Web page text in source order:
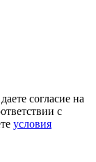
согласие на
с
условия